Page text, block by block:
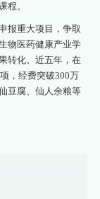
程。
报重大项目，争取
物医药健康产业学
转化。近五年，在
，经费突破300万
豆腐、仙人余粮等